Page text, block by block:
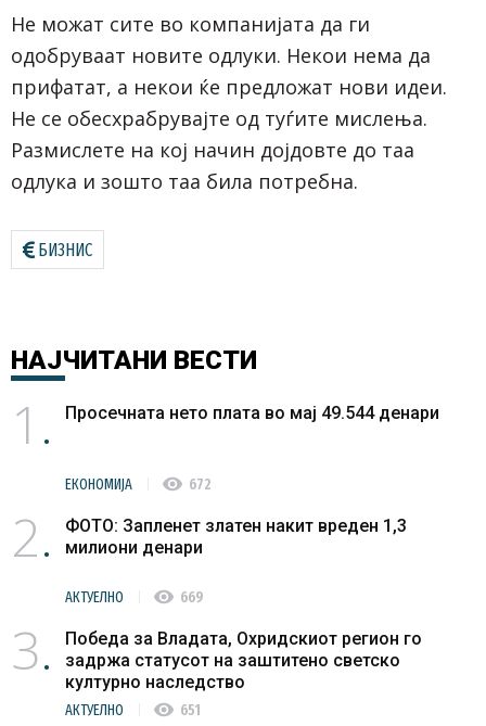
Не можат сите во компанијата да ги
одобруваат новите одлуки. Некои нема да
прифатат, а некои ќе предложат нови идеи.
Не се обесхрабрувајте од туѓите мислења.
Размислете на кој начин дојдовте до таа
одлука и зошто таа била потребна.
БИЗНИС
НАЈЧИТАНИ ВЕСТИ
1 Просечната нето плата во мај 49.544 денари
ЕКОНОМИЈА visibility 672
2
ФОТО: Запленет златен накит вреден 1,3
милиони денари
АКТУЕЛНО visibility 669
3
Победа за Владата, Охридскиот регион го
задржа статусот на заштитено светско
културно наследство
АКТУЕЛНО visibility 651